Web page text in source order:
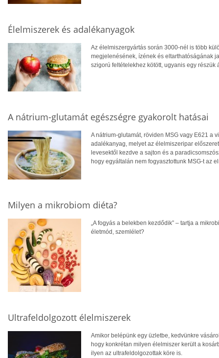
Élelmiszerek és adalékanyagok
Az élelmiszergyártás során 3000-nél is több
megjelenésének, ízének és eltarthatóságának
szigorú feltételekhez kötött, ugyanis egy részük
A nátrium-glutamát egészségre gyakorolt hatásai
A nátrium-glutamát, röviden MSG vagy E621 a
adalékanyag, melyet az élelmiszeripar
levesektől kezdve a sajton és a
hogy egyáltalán nem fogyasztottunk MSG-t az
Milyen a mikrobiom diéta?
„A fogyás a belekben kezdődik” – tartja a
életmód, szemlélet?
Ultrafeldolgozott élelmiszerek
Amikor belépünk egy üzletbe, kedvünkre
hogy konkrétan milyen élelmiszer került a
ilyen az ultrafeldolgozottak köre is.